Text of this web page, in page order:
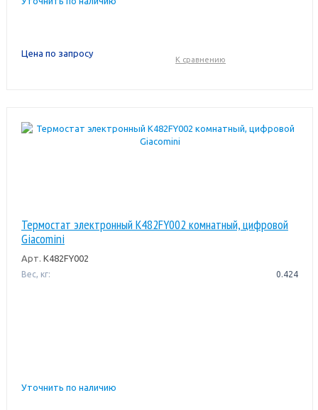
Цена по запросу
К сравнению
Термостат электронный K482FY002 комнатный, цифровой
Giacomini
Арт. K482FY002
Вес, кг: 0.424
Уточнить по наличию